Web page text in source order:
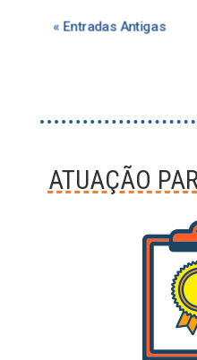
« Entradas Antigas
ATUAÇÃO